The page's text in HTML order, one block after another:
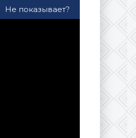
Не показывает?